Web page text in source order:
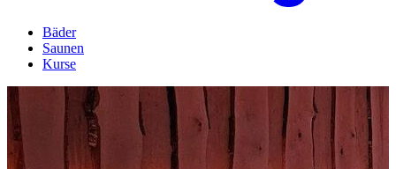
Bäder
Saunen
Kurse